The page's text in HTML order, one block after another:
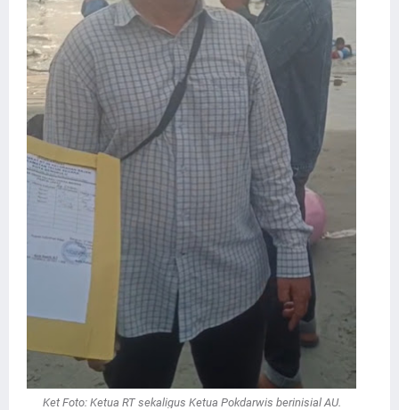
Ket Foto: Ketua RT sekaligus Ketua Pokdarwis berinisial AU.